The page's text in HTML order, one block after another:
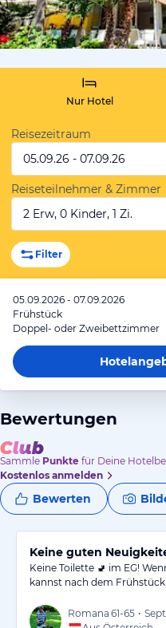
Nur Hotel
Reisezeitraum
05.09.26 - 07.09.26
Reiseteilnehmer & Zimmer
2 Erw, 0 Kinder, 1 Zi.
Filter
05.09.2026 - 07.09.2026
Frühstück
Doppel- oder Zweibettzimmer
Bewertungen
Sammle Punkte für Deine
Kostenlos anmelden
Bewerten
Keine guten
Keine Toilette 🚽 im EG!
kannst nach dem Frühstück
Romana 61-65 •